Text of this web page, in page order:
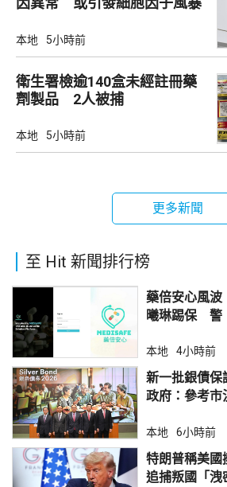
本地 5小時前
衛生署檢逾140盒未經註冊藥
劑製品 2人被捕
本地 5小時前
更多新聞
至 Hit 新聞排行榜
藥倍安心風波
曦琳踢保 警
本地 4小時前
新一批銀債
政府：參考市
本地 6小時前
特朗普稱美
追捕叛國「洩